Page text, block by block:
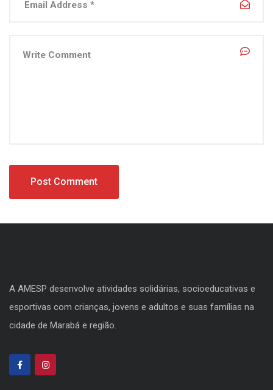
A AMESP desenvolve atividades solidárias, socioeducativas e
esportivas com crianças, jovens e adultos e suas famílias na
cidade de Marabá e região.